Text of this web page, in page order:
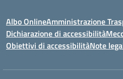
Albo OnlineAmministrazione
Dichiarazione di accessibilità
Obiettivi di accessibilitàNote